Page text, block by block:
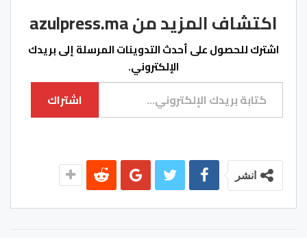
اكتشاف المزيد من azulpress.ma
اشترك للحصول على أحدث التدوينات المرسلة إلى بريدك
الإلكتروني.
كتابة بريدك الإلكتروني...
اشتراك
انشر